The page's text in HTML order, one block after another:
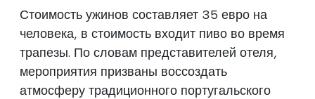
Стоимость ужинов составляет 35 евро на
человека, в стоимость входит пиво во время
трапезы. По словам представителей отеля,
мероприятия призваны воссоздать
атмосферу традиционного португальского